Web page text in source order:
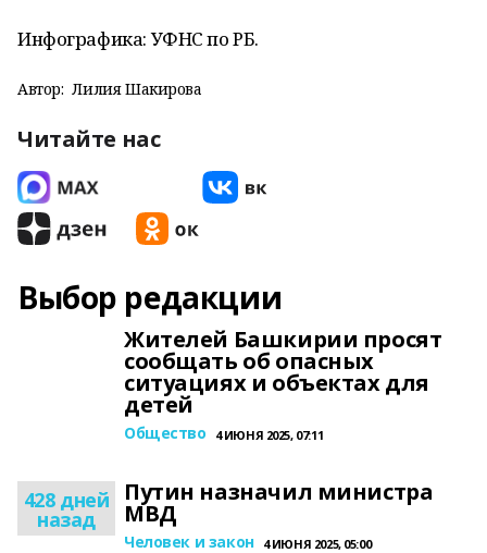
Инфографика: УФНС по РБ.
Автор: Лилия Шакирова
Читайте нас
Выбор редакции
Жителей Башкирии просят
сообщать об опасных
ситуациях и объектах для
детей
Общество 4 ИЮНЯ 2025, 07:11
428 дней
назад
Путин назначил министра
МВД
Человек и закон 4 ИЮНЯ 2025, 05:00